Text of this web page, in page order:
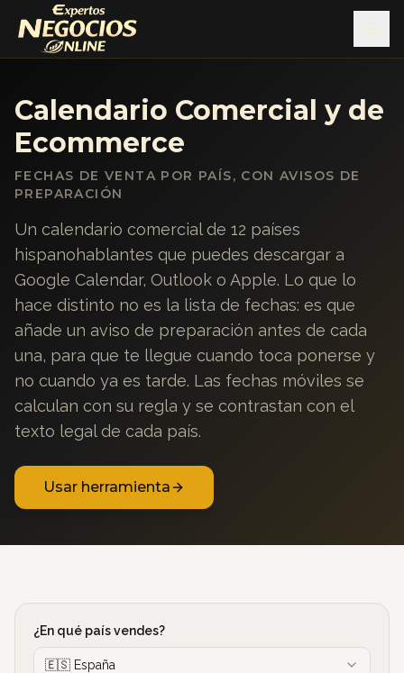
Calendario Comercial y de
Ecommerce
FECHAS DE VENTA POR PAÍS, CON AVISOS DE
PREPARACIÓN
Un calendario comercial de 12 países
hispanohablantes que puedes descargar a
Google Calendar, Outlook o Apple. Lo que lo
hace distinto no es la lista de fechas: es que
añade un aviso de preparación antes de cada
una, para que te llegue cuando toca ponerse y
no cuando ya es tarde. Las fechas móviles se
calculan con su regla y se contrastan con el
texto legal de cada país.
Usar herramienta
¿En qué país vendes?
🇪🇸 España